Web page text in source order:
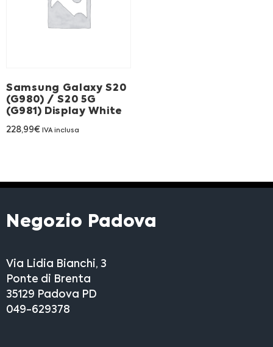
Samsung Galaxy S20
(G980) / S20 5G
(G981) Display White
228,99€ IVA inclusa
Negozio Padova
Via Lidia Bianchi, 3
Ponte di Brenta
35129 Padova PD
049-629378